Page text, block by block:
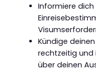
Informiere
Kündige
rechtzeitig und
über deinen